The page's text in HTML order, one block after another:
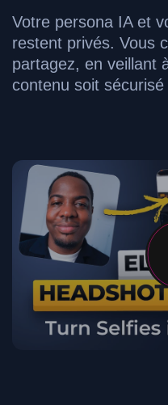
Votre persona IA et
restent privés. Vous
partagez, en veillant
contenu soit